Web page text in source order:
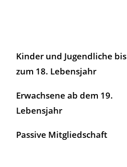
Kinder und Jugendliche bis
zum 18. Lebensjahr
Erwachsene ab dem 19.
Lebensjahr
Passive Mitgliedschaft